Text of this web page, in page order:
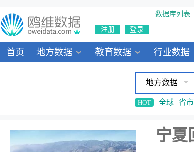
数据库列表
注册 登录
首页 地方数据 教育数据 行业数据
地方数据
HOT 全球 省市
宁夏